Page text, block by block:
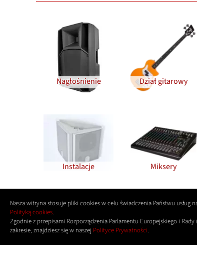
Nagłośnienie Dział gitarowy
Instalacje Miksery
Nowości Oferta Marki O firmie
Nasza witryna stosuje pliki cookies w celu świadczenia Państwu
Polityką cookies.
Zgodnie z przepisami Rozporządzenia Parlamentu Europejskiego i
zakresie, znajdziesz się w naszej Polityce Prywatności.